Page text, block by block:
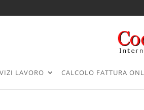
LAVORO CALCOLO FATTURA